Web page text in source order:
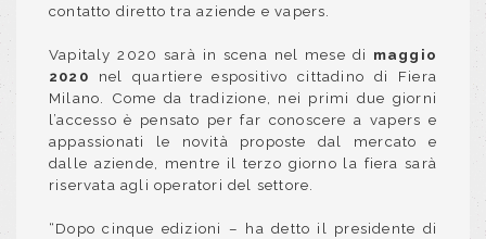
contatto diretto tra aziende e vapers.
Vapitaly 2020 sarà in scena nel mese di maggio
2020 nel quartiere espositivo cittadino di Fiera
Milano. Come da tradizione, nei primi due giorni
l’accesso è pensato per far conoscere a vapers e
appassionati le novità proposte dal mercato e
dalle aziende, mentre il terzo giorno la fiera sarà
riservata agli operatori del settore.
“Dopo cinque edizioni – ha detto il presidente di